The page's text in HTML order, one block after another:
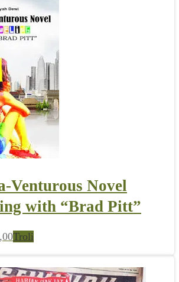
Venturous Novel
with “Brad Pitt”
Troli